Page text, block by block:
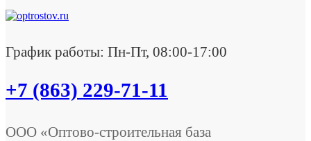
График работы: Пн-Пт, 08:00-17:00
+7 (863) 229-71-11
ООО «Оптово-строительная база